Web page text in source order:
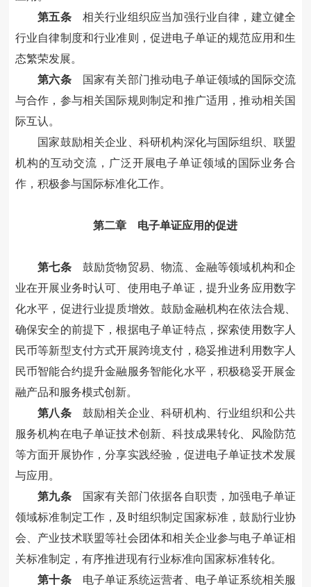
第五条相关行业组织应当加强行业自律，建立健全
行业自律制度和行业准则，促进电子单证的规范应用和生
态繁荣发展。
第六条国家有关部门推动电子单证领域的国际交流
与合作，参与相关国际规则制定和推广适用，推动相关国
际互认。
国家鼓励相关企业、科研机构深化与国际组织、联盟
机构的互动交流，广泛开展电子单证领域的国际业务合
作，积极参与国际标准化工作。
第二章 电子单证应用的促进
第七条鼓励货物贸易、物流、金融等领域机构和企
业在开展业务时认可、使用电子单证，提升业务应用数字
化水平，促进行业提质增效。鼓励金融机构在依法合规、
确保安全的前提下，根据电子单证特点，探索使用数字人
民币等新型支付方式开展跨境支付，稳妥推进利用数字人
民币智能合约提升金融服务智能化水平，积极稳妥开展金
融产品和服务模式创新。
第八条鼓励相关企业、科研机构、行业组织和公共
服务机构在电子单证技术创新、科技成果转化、风险防范
等方面开展协作，分享实践经验，促进电子单证技术发展
与应用。
第九条国家有关部门依据各自职责，加强电子单证
领域标准制定工作，及时组织制定国家标准，鼓励行业协
会、产业技术联盟等社会团体和相关企业参与电子单证相
关标准制定，有序推进现有行业标准向国家标准转化。
第十条电子单证系统运营者、电子单证系统相关服